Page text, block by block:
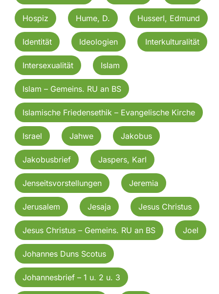
Hospiz Hume, D. Husserl, Edmund
Identität Ideologien Interkulturalität
Intersexualität Islam
Islam – Gemeins. RU an BS
Islamische Friedensethik – Evangelische Kirche
Israel Jahwe Jakobus
Jakobusbrief Jaspers, Karl
Jenseitsvorstellungen Jeremia
Jerusalem Jesaja Jesus Christus
Jesus Christus – Gemeins. RU an BS Joel
Johannes Duns Scotus
Johannesbrief – 1 u. 2 u. 3